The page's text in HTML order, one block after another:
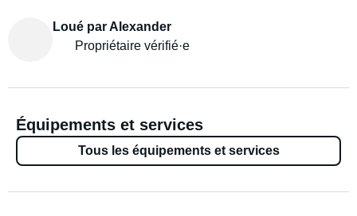
Loué par Alexander
Propriétaire vérifié·e
Équipements et services
Tous les équipements et services